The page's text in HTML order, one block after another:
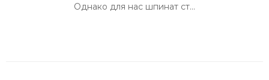
Однако для нас шпинат ст...